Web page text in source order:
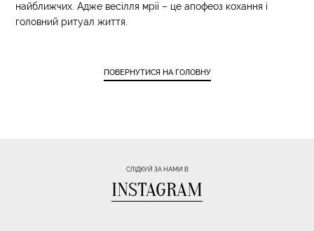
найближчих. Адже весілля мрії – це апофеоз кохання і
головний ритуал життя.
ПОВЕРНУТИСЯ НА ГОЛОВНУ
СЛІДКУЙ ЗА НАМИ В
INSTAGRAM